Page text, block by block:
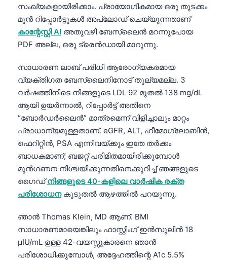
സംഖ്യകളായിരിക്കാം. പ്രായോഗികമായ ഒരു തുടക്കം
മുൻ റിപ്പോർട്ടുകൾ അപ്‌ലോഡ് ചെയ്യുന്നതാണ്
കാന്റേസ്റ്റി AI അതുവഴി ബേസ്ലൈൻ മറന്നുപോയ
PDF അല്ല, ഒരു ട്രെൻഡായി മാറുന്നു.
സാധാരണ ലാബ് പരിധി ആരോഗ്യകരമായ
വ്യക്തിഗത ബേസ്ലൈനിനോട് തുല്യമല്ല. 3
വർഷത്തിനിടെ നിങ്ങളുടെ LDL 92 മുതൽ 138 mg/dL
ആയി ഉയർന്നാൽ, റിപ്പോർട്ട് അതിനെ
“ബോർഡർലൈൻ” മാത്രമെന്ന് വിളിച്ചാലും മാറ്റം
പ്രാധാന്യമുള്ളതാണ്. eGFR, ALT, ഹീമോഗ്ലോബിൻ,
ഫെറിറ്റിൻ, PSA എന്നിവയ്ക്കും ഇതേ തർക്കം
ബാധകമാണ്; ബജറ്റ് പരിമിതമായിരിക്കുമ്പോൾ
മുൻഗണന നിശ്ചയിക്കുന്നതിനെക്കുറിച്ച് ഞങ്ങളുടെ
ഗൈഡ്നിങ്ങളുടെ 40-കളിലെ വാർഷിക രക്ത
പരിശോധനകൂടുതൽ ആഴത്തിൽ പറയുന്നു.
ഞാൻ Thomas Klein, MD ആണ്. BMI
സാധാരണമായെങ്കിലും ഫാസ്റ്റിംഗ് ഇൻസുലിൻ 18
µIU/mL ഉള്ള 42-വയസ്സുകാരനെ ഞാൻ
പരിശോധിക്കുമ്പോൾ, അദ്ദേഹത്തിന്റെ A1c 5.5%